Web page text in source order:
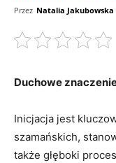
Przez Natalia Jakubowska
Duchowe
Inicjacja jest
szamańskich,
także głęboki